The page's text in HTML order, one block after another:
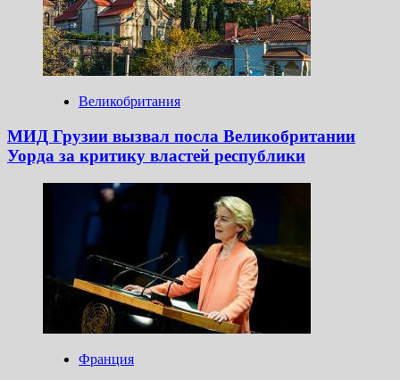
Великобритания
МИД Грузии вызвал посла Великобритании
Уорда за критику властей республики
Франция